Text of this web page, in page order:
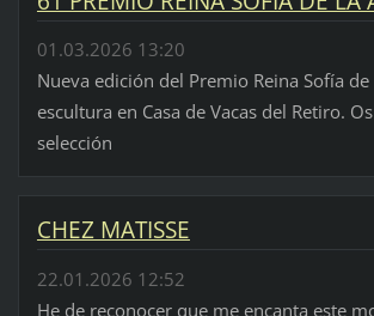
01.03.2026 13:20
Nueva edición del Premio Reina Sofía
escultura en Casa de Vacas del Retiro.
selección
CHEZ MATISSE
22.01.2026 12:52
He de reconocer que me encanta este